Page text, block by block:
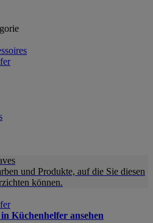
und Produkte, auf die Sie diesen
können.
Küchenhelfer ansehen